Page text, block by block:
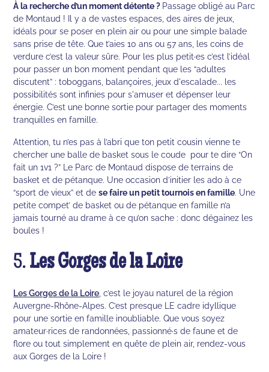
À la recherche d’un moment détente ? Passage obligé au Parc
de Montaud ! Il y a de vastes espaces, des aires de jeux,
idéals pour se poser en plein air ou pour une simple balade
sans prise de tête. Que t’aies 10 ans ou 57 ans, les coins de
verdure c’est la valeur sûre. Pour les plus petit·es c’est l’idéal
pour passer un bon moment pendant que les “adultes
discutent” : toboggans, balançoires, jeux d'escalade... les
possibilités sont infinies pour s'amuser et dépenser leur
énergie. C’est une bonne sortie pour partager des moments
tranquilles en famille.
Attention, tu n’es pas à l’abri que ton petit cousin vienne te
chercher une balle de basket sous le coude pour te dire “On
fait un 1v1 ?” Le Parc de Montaud dispose de terrains de
basket et de pétanque. Une occasion d’initier les ado à ce
“sport de vieux” et dese faire un petit tournois en famille. Une
petite compet’ de basket ou de pétanque en famille n’a
jamais tourné au drame à ce qu’on sache : donc dégainez les
boules !
5.Les Gorges de la Loire
Les Gorges de la Loire , c’est le joyau naturel de la région
Auvergne-Rhône-Alpes. C’est presque LE cadre idyllique
pour une sortie en famille inoubliable. Que vous soyez
amateur·rices de randonnées, passionné·s de faune et de
flore ou tout simplement en quête de plein air, rendez-vous
aux Gorges de la Loire !